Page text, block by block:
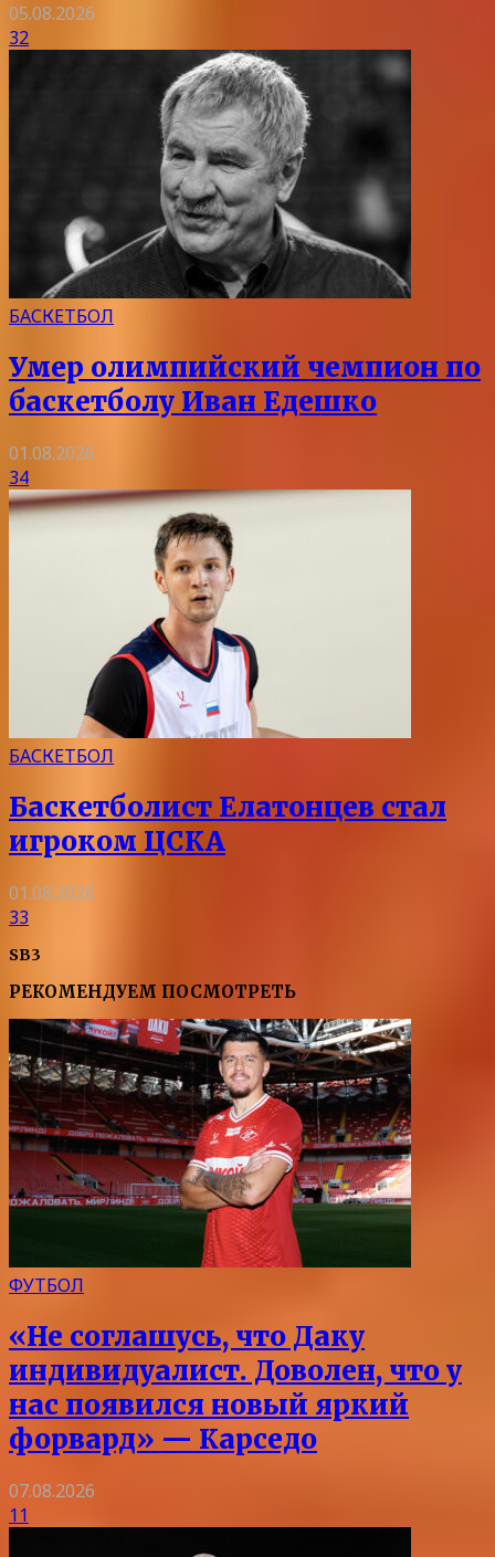
05.08.2026
32
БАСКЕТБОЛ
Умер олимпийский чемпион по
баскетболу Иван Едешко
01.08.2026
34
БАСКЕТБОЛ
Баскетболист Елатонцев стал
игроком ЦСКА
01.08.2026
33
SB3
РЕКОМЕНДУЕМ ПОСМОТРЕТЬ
ФУТБОЛ
«Не соглашусь, что Даку
индивидуалист. Доволен, что у
нас появился новый яркий
форвард» — Карседо
07.08.2026
11